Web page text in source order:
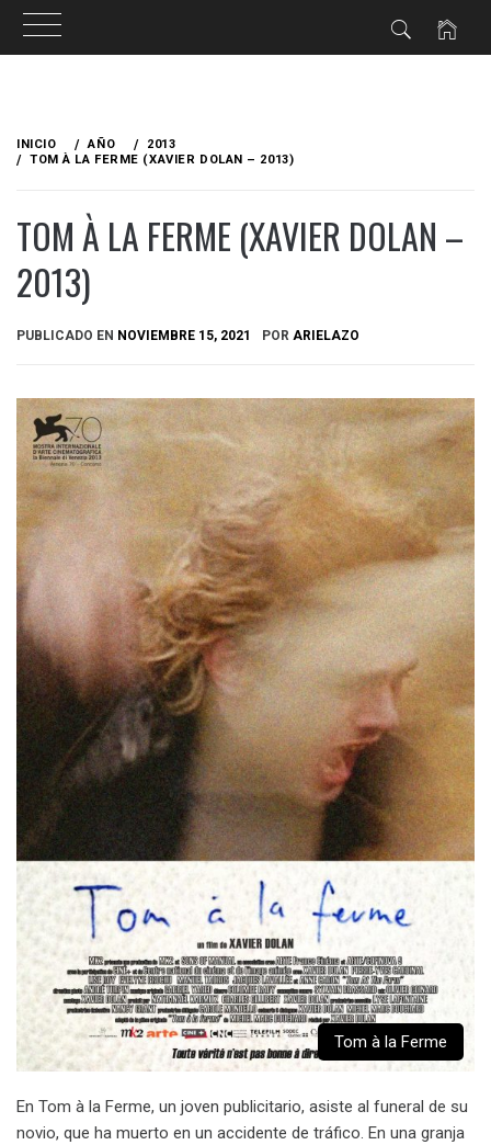
contenido
INICIO AÑO
2013
TOM À LA FERME (XAVIER DOLAN – 2013)
TOM À LA FERME (XAVIER DOLAN –
2013)
PUBLICADO EN NOVIEMBRE 15, 2021 POR ARIELAZO
Tom à la Ferme
En Tom à la Ferme, un joven publicitario, asiste al funeral de su
novio, que ha muerto en un accidente de tráfico. En una granja